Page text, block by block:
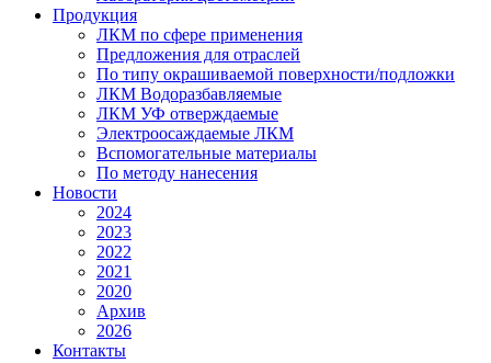
Продукция
ЛКМ по сфере применения
Предложения для отраслей
По типу окрашиваемой поверхности/подложки
ЛКМ Водоразбавляемые
ЛКМ УФ отверждаемые
Электроосаждаемые ЛКМ
Вспомогательные материалы
По методу нанесения
Новости
2024
2023
2022
2021
2020
Архив
2026
Контакты